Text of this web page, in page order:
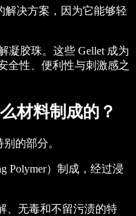
解决方案，因为它能够轻
凝胶珠。这些 Gellet 成为
全性、便利性与刺激感之
材料制成的？
的部分。
Polymer）制成，经过浸
、无毒和不留污渍的特